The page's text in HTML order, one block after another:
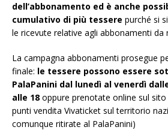
dell’abbonamento ed è anche
cumulativo di più tessere purché si
le ricevute relative agli abbonamenti da
La campagna abbonamenti prosegue
finale: le tessere possono essere
PalaPanini dal lunedì al venerdì
alle 18 oppure prenotate online sul
punti vendita Vivaticket sul territorio
comunque ritirate al PalaPanini)